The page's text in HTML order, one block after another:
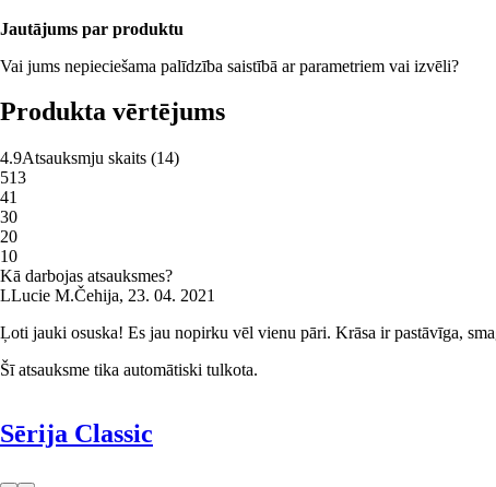
Jautājums par produktu
Vai jums nepieciešama palīdzība saistībā ar parametriem vai izvēli?
Produkta vērtējums
4.9Atsauksmju skaits (14)
513
41
30
20
10
Kā darbojas atsauksmes?
LLucie M.Čehija, 23. 04. 2021
Ļoti jauki osuska! Es jau nopirku vēl vienu pāri. Krāsa ir pastāvīga,
Šī atsauksme tika automātiski tulkota.
Sērija Classic